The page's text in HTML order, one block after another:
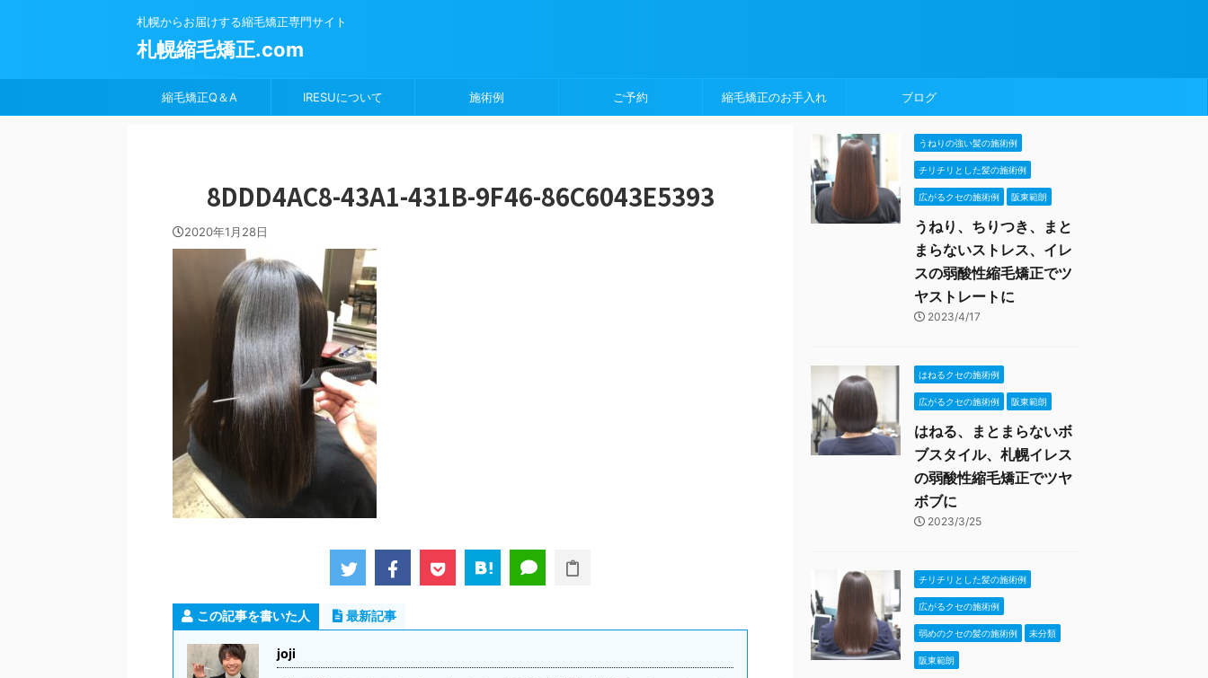
札幌からお届けする縮毛矯正専門サイト
札幌縮毛矯正.com
縮毛矯正Q＆A IRESUについて 施術例 ご予約 縮毛矯正のお手入れ ブログ
8DDD4AC8-43A1-431B-9F46-86C6043E5393
2020年1月28日
この記事を書いた人 最新記事
joji
うねりの強い髪の施術例
チリチリとした髪の施術例
広がるクセの施術例 阪東範朗
うねり、ちりつき、まと
まらないストレス、イレ
スの弱酸性縮毛矯正でツ
ヤストレートに
2023/4/17
はねるクセの施術例
広がるクセの施術例 阪東範朗
はねる、まとまらないボ
ブスタイル、札幌イレス
の弱酸性縮毛矯正でツヤ
ボブに
2023/3/25
チリチリとした髪の施術例
広がるクセの施術例
弱めのクセの髪の施術例 未分類
阪東範朗